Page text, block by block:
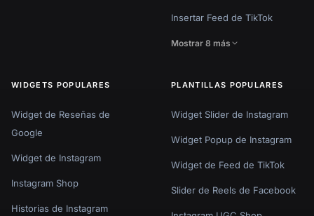
Insertar Feed de TikTok
Mostrar 8 más
WIDGETS POPULARES
Widget de Reseñas de
Google
Widget de Instagram
Instagram Shop
Historias de Instagram
PLANTILLAS POPULARES
Widget Slider de Instagram
Widget Popup de Instagram
Widget de Feed de TikTok
Slider de Reels de Facebook